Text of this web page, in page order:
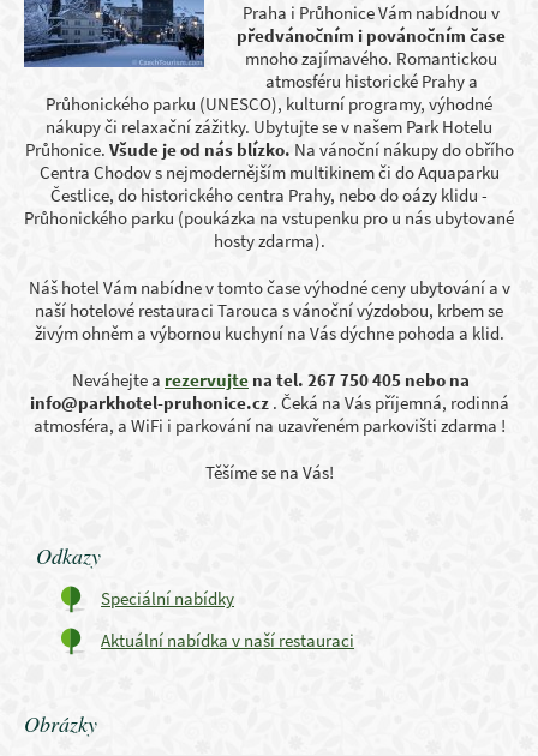
Praha i Průhonice Vám nabídnou v
předvánočním i povánočním čase
mnoho zajímavého. Romantickou
atmosféru historické Prahy a
Průhonického parku (UNESCO), kulturní programy, výhodné
nákupy či relaxační zážitky. Ubytujte se v našem Park Hotelu
Průhonice. Všude je od nás blízko. Na vánoční nákupy do obřího
Centra Chodov s nejmodernějším multikinem či do Aquaparku
Čestlice, do historického centra Prahy, nebo do oázy klidu -
Průhonického parku (poukázka na vstupenku pro u nás ubytované
hosty zdarma).
Náš hotel Vám nabídne v tomto čase výhodné ceny ubytování a v
naší hotelové restauraci Tarouca s vánoční výzdobou, krbem se
živým ohněm a výbornou kuchyní na Vás dýchne pohoda a klid.
Neváhejte a rezervujte na tel. 267 750 405 nebo na
info@parkhotel-pruhonice.cz . Čeká na Vás příjemná, rodinná
atmosféra, a WiFi i parkování na uzavřeném parkovišti zdarma !
Těšíme se na Vás!
Odkazy
Speciální nabídky
Aktuální nabídka v naší restauraci
Obrázky